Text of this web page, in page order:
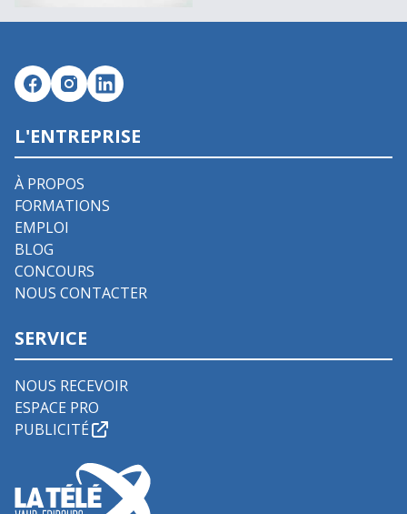
L'ENTREPRISE
À PROPOS
FORMATIONS
EMPLOI
BLOG
CONCOURS
NOUS CONTACTER
SERVICE
NOUS RECEVOIR
ESPACE PRO
PUBLICITÉ